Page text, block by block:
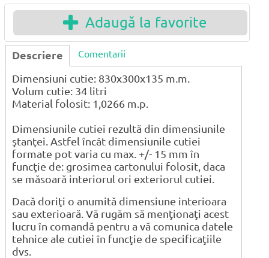
Adaugă la favorite
Descriere Comentarii
Dimensiuni cutie: 830x300x135 m.m.
Volum cutie: 34 litri
Material folosit: 1,0266 m.p.
Dimensiunile cutiei rezultă din dimensiunile
ştanţei. Astfel încât dimensiunile cutiei
formate pot varia cu max. +/- 15 mm în
funcţie de: grosimea cartonului folosit, daca
se măsoară interiorul ori exteriorul cutiei.
Dacă doriţi o anumită dimensiune interioara
sau exterioară. Vă rugăm să menţionaţi acest
lucru în comandă pentru a vă comunica datele
tehnice ale cutiei în funcţie de specificaţiile
dvs.